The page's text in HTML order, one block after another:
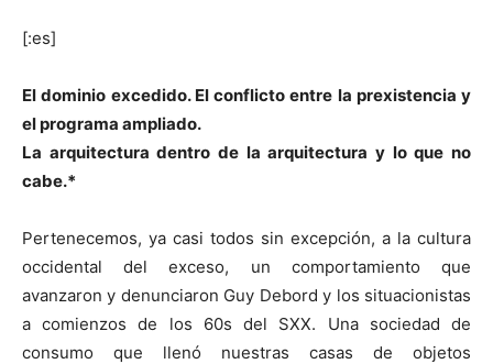
[:es]
El dominio excedido. El conflicto entre la prexistencia y
el programa ampliado.
La arquitectura dentro de la arquitectura y lo que no
cabe.*
Pertenecemos, ya casi todos sin excepción, a la cultura
occidental del exceso, un comportamiento que
avanzaron y denunciaron Guy Debord y los situacionistas
a comienzos de los 60s del SXX. Una sociedad de
consumo que llenó nuestras casas de objetos